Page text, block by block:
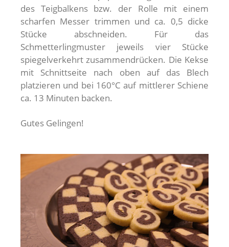
des Teigbalkens bzw. der Rolle mit einem
scharfen Messer trimmen und ca. 0,5 dicke
Stücke abschneiden. Für das
Schmetterlingmuster jeweils vier Stücke
spiegelverkehrt zusammendrücken. Die Kekse
mit Schnittseite nach oben auf das Blech
platzieren und bei 160°C auf mittlerer Schiene
ca. 13 Minuten backen.
Gutes Gelingen!